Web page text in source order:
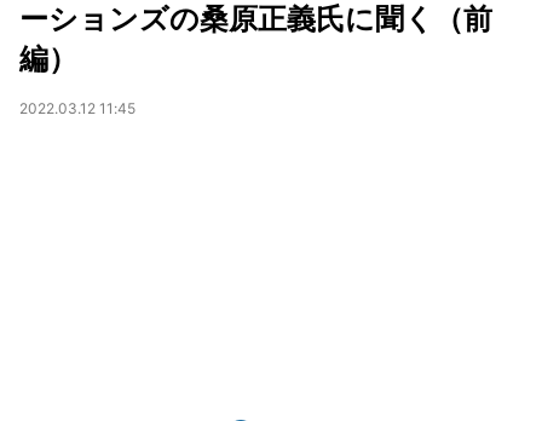
ーションズの桑原正義氏に聞く（前
編）
2022.03.12 11:45